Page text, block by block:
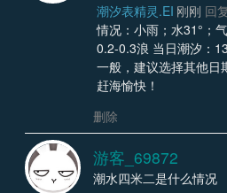
潮汐表精灵.EI 刚刚 回
情况：小雨；水31°；
0.2-0.3浪 当日潮汐：
一般，建议选择其他日
赶海愉快！
删除
游客_69872
潮水四米二是什么情况